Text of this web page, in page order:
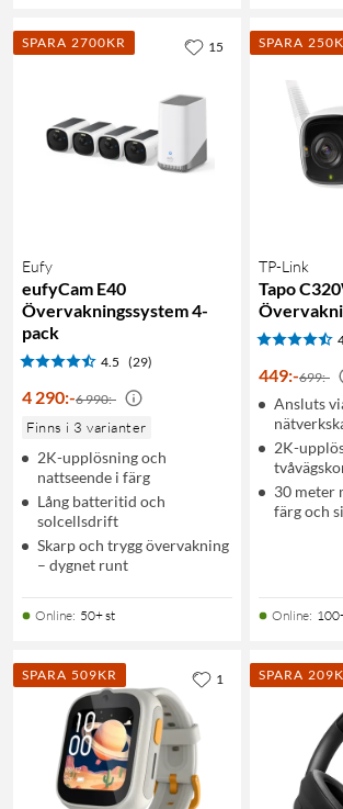
SPARA 2700KR
Eufy
eufyCam E40
Övervakningssystem 4-
pack
4.5 (29)
4 290:-6 990:-
Finns i 3 varianter
2K-upplösning och
nattseende i färg
Lång batteritid och
solcellsdrift
Skarp och trygg övervakning
– dygnet runt
Online: 50+ st
15 SPARA
TP-Link
Tapo
449:-699:-
Ansluts
2K-
30 meter
färg och
Online:
SPARA 509KR 1 SPARA